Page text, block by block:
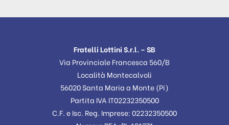
Fratelli Lottini S.r.l. – SB
Via Provinciale Francesca 560/B
Località Montecalvoli
56020 Santa Maria a Monte (Pi)
Partita IVA IT02232350500
C.F. e Isc. Reg. Imprese: 02232350500